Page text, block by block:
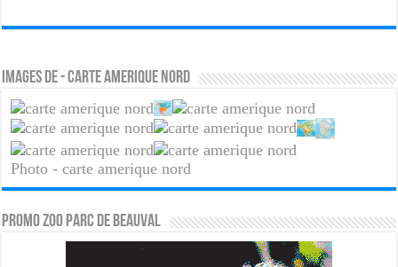
Images de - carte amerique nord
Photo - carte amerique nord
PROMO ZOO PARC DE BEAUVAL